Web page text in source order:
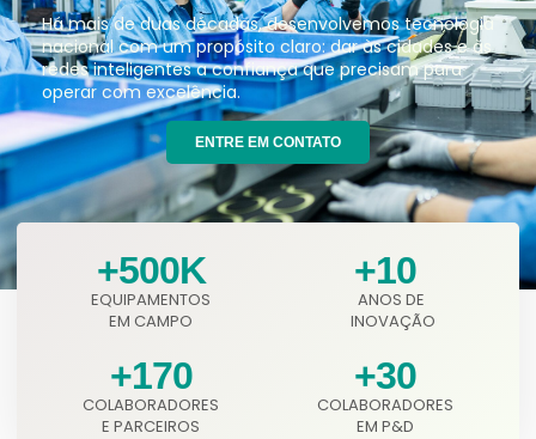
Há mais de duas décadas, desenvolvemos tecnologia
nacional com um propósito claro: dar às cidades e às
redes inteligentes a confiança que precisam para
operar com excelência.
ENTRE EM CONTATO
EQUIPAMENTOS
EM CAMPO
+500K
ANOS DE
INOVAÇÃO
+10
COLABORADORES
E PARCEIROS
+170
COLABORADORES
EM P&D
+30